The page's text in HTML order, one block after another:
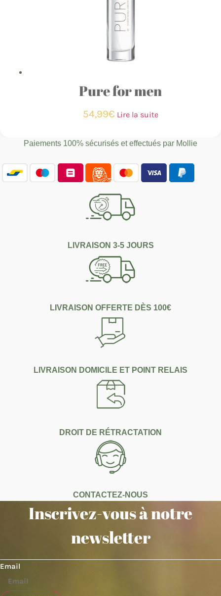
Pure for men
54,99€ Lire la suite
Paiements 100% sécurisés et effectués par Mollie
LIVRAISON 3-5 JOURS
LIVRAISON OFFERTE DÈS 100€
LIVRAISON DOMICILE ET POINT RELAIS
DROIT DE RÉTRACTATION
CONTACTEZ-NOUS
Inscrivez-vous à notre
newsletter
Email